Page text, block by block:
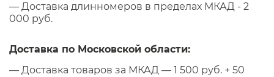
— Доставка длинномеров в пределах МКАД - 2
000 руб.
Доставка по Московской области:
— Доставка товаров за МКАД — 1 500 руб. + 50